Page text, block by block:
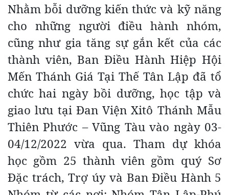
Nhằm bỗi dưỡng kiến thức và kỹ năng
cho những người điều hành nhóm,
cũng như gia tăng sự gắn kết của các
thành viên, Ban Điều Hành Hiệp Hội
Mến Thánh Giá Tại Thế Tân Lập đã tổ
chức hai ngày bồi dưỡng, học tập và
giao lưu tại Đan Viện Xitô Thánh Mẫu
Thiên Phước – Vũng Tàu vào ngày 03-
04/12/2022 vừa qua. Tham dự khóa
học gồm 25 thành viên gồm quý Sơ
Đặc trách, Trợ úy và Ban Điều Hành 5